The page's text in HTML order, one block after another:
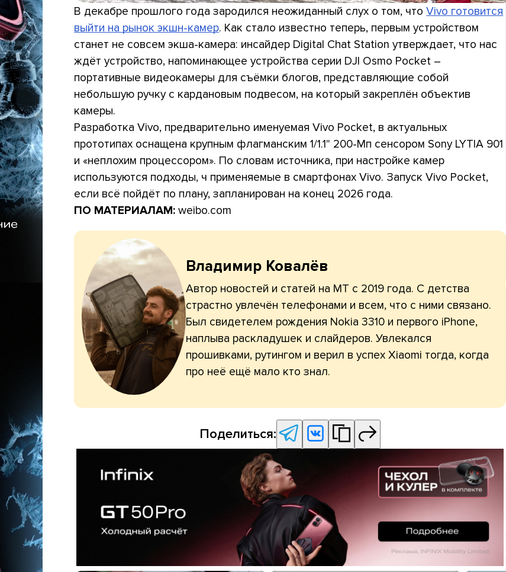
В декабре прошлого года зародился неожиданный слух о том, чтоVivo готовится
выйти на рынок экшн-камер. Как стало известно теперь, первым устройством
станет не совсем экша-камера: инсайдер Digital Chat Station утверждает, что нас
ждёт устройство, напоминающее устройства серии DJI Osmo Pocket –
портативные видеокамеры для съёмки блогов, представляющие собой
небольшую ручку с кардановым подвесом, на который закреплён объектив
камеры.
Разработка Vivo, предварительно именуемая Vivo Pocket, в актуальных
прототипах оснащена крупным флагманским 1/1.1" 200-Мп сенсором Sony LYTIA 901
и «неплохим процессором». По словам источника, при настройке камер
используются подходы, ч применяемые в смартфонах Vivo. Запуск Vivo Pocket,
если всё пойдёт по плану, запланирован на конец 2026 года.
ПО МАТЕРИАЛАМ: weibo.com
Владимир Ковалёв
Автор новостей и статей на МТ с 2019 года. С детства
страстно увлечён телефонами и всем, что с ними связано.
Был свидетелем рождения Nokia 3310 и первого iPhone,
наплыва раскладушек и слайдеров. Увлекался
прошивками, рутингом и верил в успех Xiaomi тогда, когда
про неё ещё мало кто знал.
Поделиться: